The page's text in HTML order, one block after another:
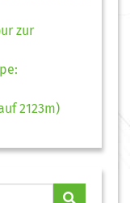
zur
2123m)